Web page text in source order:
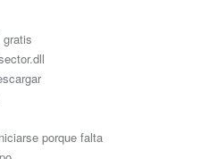
porque falta